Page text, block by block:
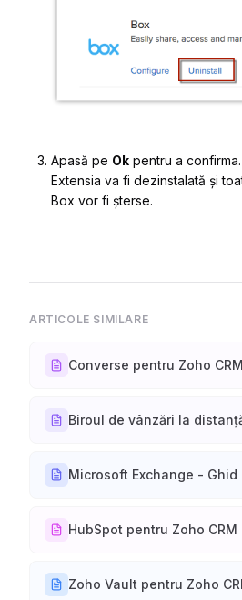
Apasă pe Ok pentru a confirma.
Extensia va fi dezinstalată și
Box vor fi șterse.
ARTICOLE SIMILARE
Converse pentru Zoho CRM
Biroul de vânzări la
Microsoft Exchange -
HubSpot pentru Zoho CRM
Zoho Vault pentru Zoho